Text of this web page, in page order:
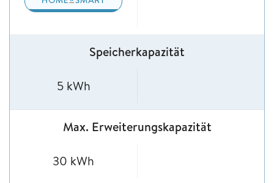
Speicherkapazität
5 kWh
Max. Erweiterungskapazität
30 kWh